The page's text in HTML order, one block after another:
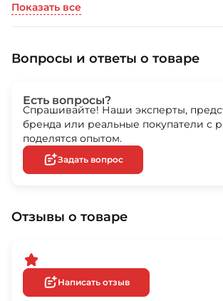
Показать все
Вопросы и ответы о товаре
Есть вопросы?
Спрашивайте! Наши эксперты,
бренда или реальные покупатели с
поделятся опытом.
Задать вопрос
Отзывы о товаре
Написать отзыв